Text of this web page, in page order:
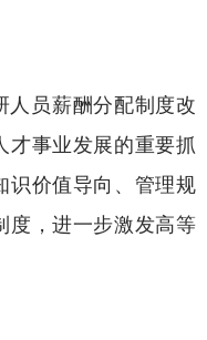
员薪酬分配制度改
事业发展的重要抓
识价值导向、管理规
度，进一步激发高等